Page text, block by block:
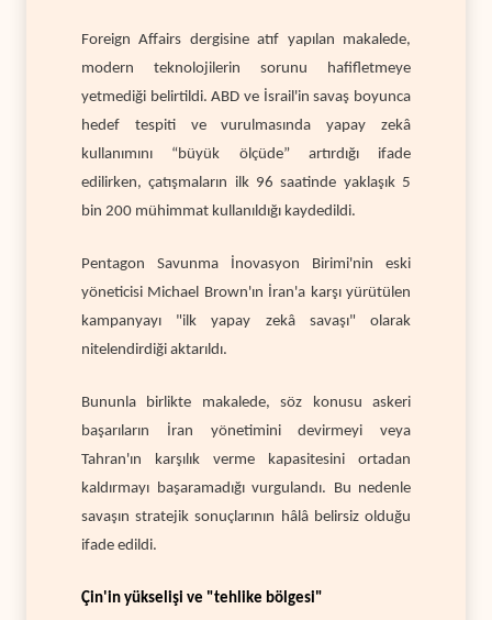
Foreign Affairs dergisine atıf yapılan makalede,
modern teknolojilerin sorunu hafifletmeye
yetmediği belirtildi. ABD ve İsrail'in savaş boyunca
hedef tespiti ve vurulmasında yapay zekâ
kullanımını “büyük ölçüde” artırdığı ifade
edilirken, çatışmaların ilk 96 saatinde yaklaşık 5
bin 200 mühimmat kullanıldığı kaydedildi.
Pentagon Savunma İnovasyon Birimi'nin eski
yöneticisi Michael Brown'ın İran'a karşı yürütülen
kampanyayı "ilk yapay zekâ savaşı" olarak
nitelendirdiği aktarıldı.
Bununla birlikte makalede, söz konusu askeri
başarıların İran yönetimini devirmeyi veya
Tahran'ın karşılık verme kapasitesini ortadan
kaldırmayı başaramadığı vurgulandı. Bu nedenle
savaşın stratejik sonuçlarının hâlâ belirsiz olduğu
ifade edildi.
Çin'in yükselişi ve "tehlike bölgesi"